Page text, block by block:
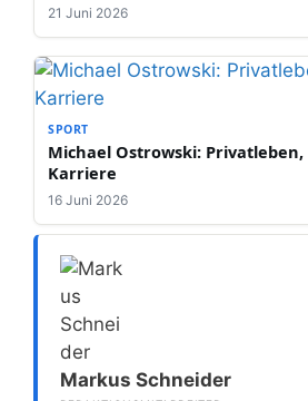
21 Juni 2026
SPORT
Michael Ostrowski: Privatleben,
Karriere
16 Juni 2026
Markus Schneider